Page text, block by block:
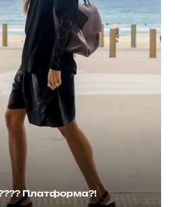
Платформа?!